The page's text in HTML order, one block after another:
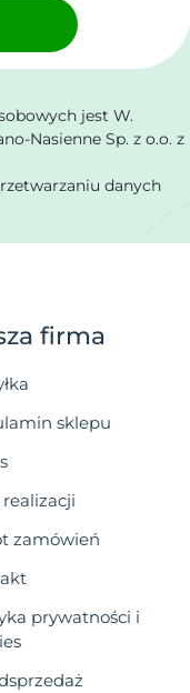
jest W.
Nasienne Sp. z o.o. z
danych
firma
sklepu
realizacji
zamówień
prywatności i